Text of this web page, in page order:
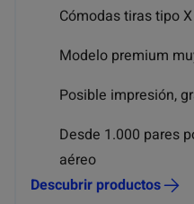
Cómodas tiras tipo
Modelo premium
Posible impresión,
Desde 1.000 pares
aéreo
Descubrir productos